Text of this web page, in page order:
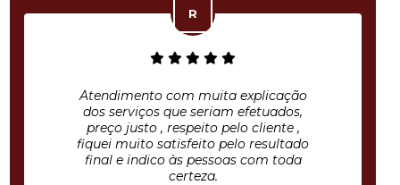
Atendimento com muita explicação
dos serviços que seriam efetuados,
preço justo , respeito pelo cliente ,
fiquei muito satisfeito pelo resultado
final e indico às pessoas com toda
certeza.